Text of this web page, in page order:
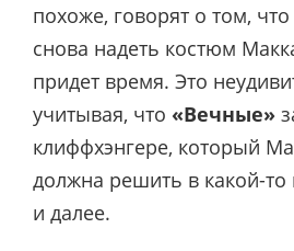
похоже, говорят о том,
снова надеть костюм
придет время. Это
учитывая, что «Вечные»
клиффхэнгере, который
должна решить в какой-
и далее.